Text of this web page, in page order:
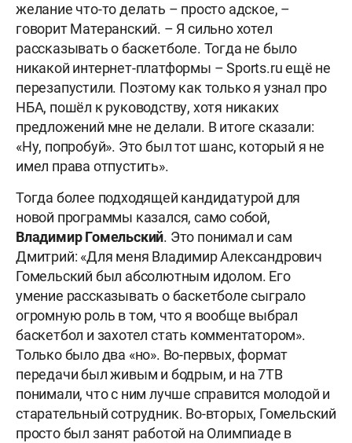
желание что-то делать – просто адское, –
говорит Матеранский. – Я сильно хотел
рассказывать о баскетболе. Тогда не было
никакой интернет-платформы – Sports.ru ещё не
перезапустили. Поэтому как только я узнал про
НБА, пошёл к руководству, хотя никаких
предложений мне не делали. В итоге сказали:
«Ну, попробуй». Это был тот шанс, который я не
имел права отпустить».
Тогда более подходящей кандидатурой для
новой программы казался, само собой,
Владимир Гомельский. Это понимал и сам
Дмитрий: «Для меня Владимир Александрович
Гомельский был абсолютным идолом. Его
умение рассказывать о баскетболе сыграло
огромную роль в том, что я вообще выбрал
баскетбол и захотел стать комментатором».
Только было два «но». Во-первых, формат
передачи был живым и бодрым, и на 7ТВ
понимали, что с ним лучше справится молодой и
старательный сотрудник. Во-вторых, Гомельский
просто был занят работой на Олимпиаде в